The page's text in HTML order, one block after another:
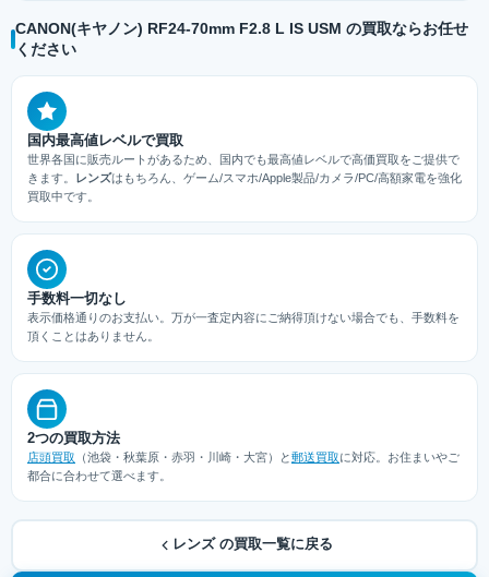
CANON(キヤノン) RF24-70mm F2.8 L IS USM の買取ならお任せ
ください
国内最高値レベルで買取
世界各国に販売ルートがあるため、国内でも最高値レベルで高価買取をご提供で
きます。 レンズはもちろん、ゲーム/スマホ/Apple製品/カメラ/PC/高額家電を強化
買取中です。
手数料一切なし
表示価格通りのお支払い。万が一査定内容にご納得頂けない場合でも、手数料を
頂くことはありません。
2つの買取方法
店頭買取 （池袋・秋葉原・赤羽・川崎・大宮）と郵送買取に対応。お住まいやご
都合に合わせて選べます。
レンズ の買取一覧に戻る